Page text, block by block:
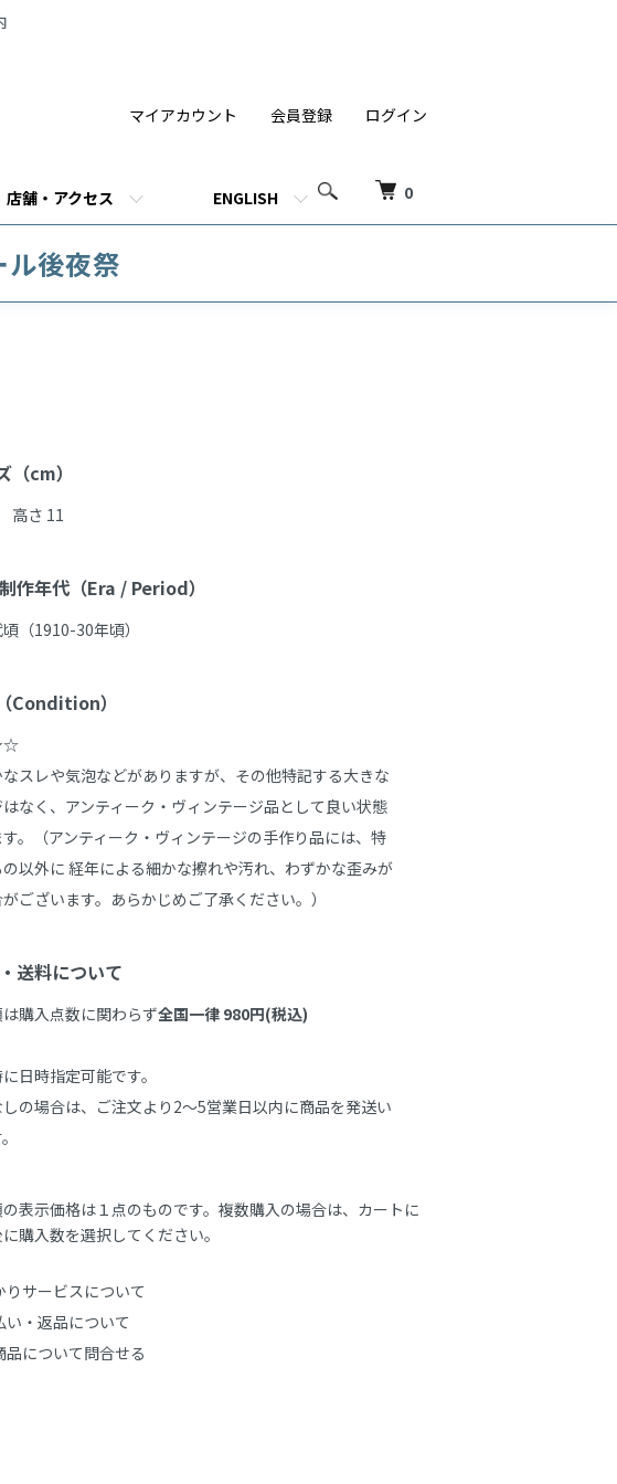
0
店舗・アクセス ENGLISH
マイアカウント 会員登録 ログイン
後夜祭
明cm）
高さ 11
作年代（Era / Period）
（1910-30年頃）
Condition）
なスレや気泡などがありますが、その他特記する大きな
なく、アンティーク・ヴィンテージ品として良い状態
す。（アンティーク・ヴィンテージの手作り品には、特
以外に 経年による細かな擦れや汚れ、わずかな歪みが
ございます。あらかじめご了承ください。）
送料について
購入点数に関わらず全国一律 980円(税込)
日時指定可能です。
しの場合は、ご注文より2～5営業日以内に商品を発送い
表示価格は１点のものです。複数購入の場合は、カートに
購入数を選択してください。
サービスについて
・返品について
について問合せる